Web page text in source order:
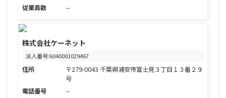
従業員数
--
株式会社ケーネット
法人番号:6040001029467
住所
〒279-0043 千葉県浦安市富士見３丁目１３番２９
号
電話番号
--